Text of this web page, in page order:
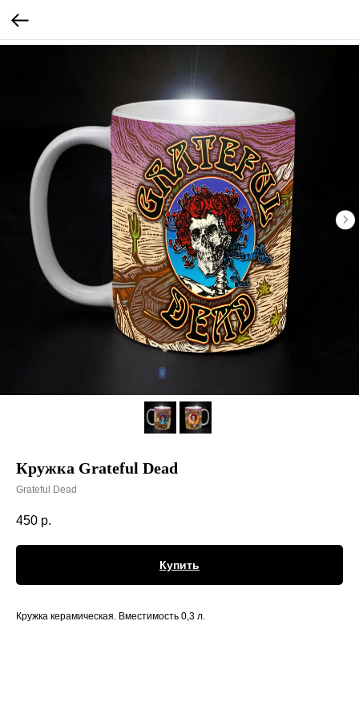
Кружка Grateful Dead
Grateful Dead
450 р.
Купить
Кружка керамическая. Вместимость 0,3 л.